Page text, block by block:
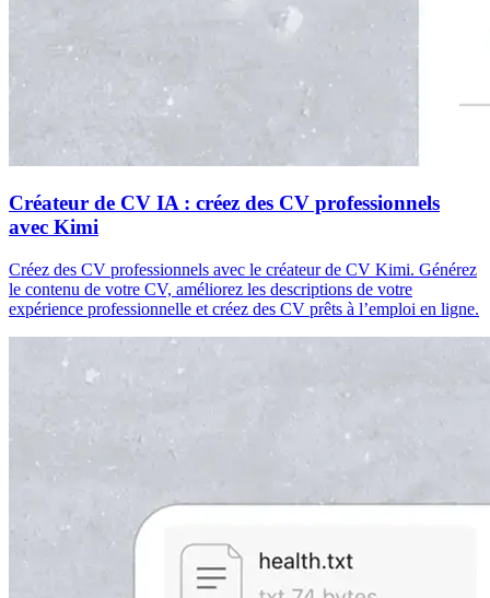
Créateur de CV IA : créez des CV professionnels
avec Kimi
Créez des CV professionnels avec le créateur de CV Kimi. Générez
le contenu de votre CV, améliorez les descriptions de votre
expérience professionnelle et créez des CV prêts à l’emploi en ligne.